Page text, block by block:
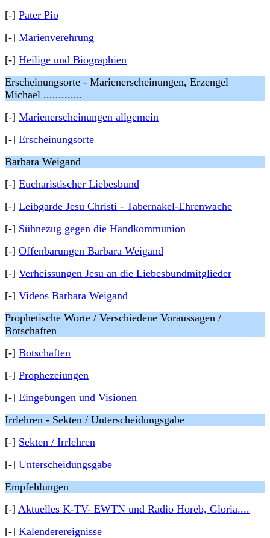
[-] Pater Pio
[-] Marienverehrung
[-] Heilige und Biographien
Erscheinungsorte - Marienerscheinungen, Erzengel
Michael .............
[-] Marienerscheinungen allgemein
[-] Erscheinungsorte
Barbara Weigand
[-] Eucharistischer Liebesbund
[-] Leibgarde Jesu Christi - Tabernakel-Ehrenwache
[-] Sühnezug gegen die Handkommunion
[-] Offenbarungen Barbara Weigand
[-] Verheissungen Jesu an die Liebesbundmitglieder
[-] Videos Barbara Weigand
Prophetische Worte / Verschiedene Voraussagen /
Botschaften
[-] Botschaften
[-] Prophezeiungen
[-] Eingebungen und Visionen
Irrlehren - Sekten / Unterscheidungsgabe
[-] Sekten / Irrlehren
[-] Unterscheidungsgabe
Empfehlungen
[-] Aktuelles K-TV- EWTN und Radio Horeb, Gloria....
[-] Kalenderereignisse